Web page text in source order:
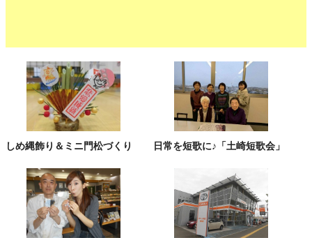
しめ縄飾り＆ミニ門松づくり 日常を短歌に♪「土崎短歌会」